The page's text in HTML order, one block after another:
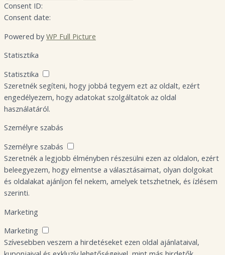
Consent ID:
Consent date:
Powered by WP Full Picture
Statisztika
Statisztika
Szeretnék segíteni, hogy jobbá tegyem ezt az oldalt, ezért
engedélyezem, hogy adatokat szolgáltatok az oldal
használatáról.
Személyre szabás
Személyre szabás
Szeretnék a legjobb élményben részesülni ezen az oldalon, ezért
beleegyezem, hogy elmentse a választásaimat, olyan dolgokat
és oldalakat ajánljon fel nekem, amelyek tetszhetnek, és ízlésem
szerinti.
Marketing
Marketing
Szívesebben veszem a hirdetéseket ezen oldal ajánlataival,